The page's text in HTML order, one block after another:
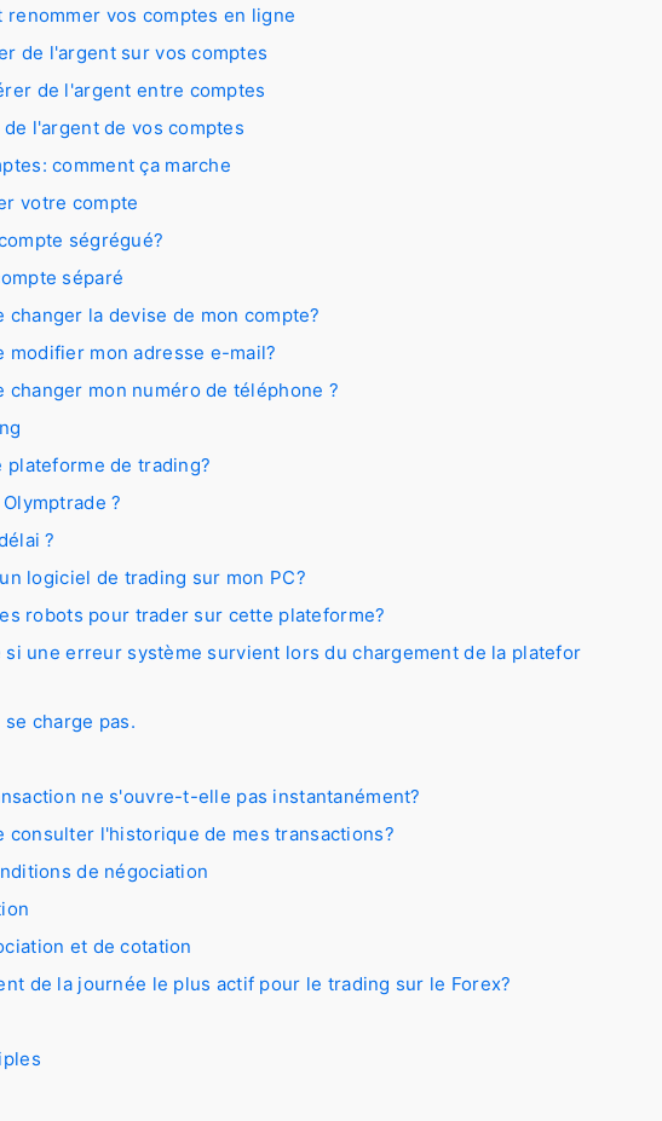
renommer vos comptes en ligne
de l'argent sur vos comptes
de l'argent entre comptes
l'argent de vos comptes
comment ça marche
votre compte
ségrégué?
séparé
changer la devise de mon compte?
modifier mon adresse e-mail?
changer mon numéro de téléphone ?
plateforme de trading?
?
?
logiciel de trading sur mon PC?
robots pour trader sur cette plateforme?
une erreur système survient lors du chargement de la platefor
charge pas.
ne s'ouvre-t-elle pas instantanément?
consulter l'historique de mes transactions?
de négociation
et de cotation
de la journée le plus actif pour le trading sur le Forex?